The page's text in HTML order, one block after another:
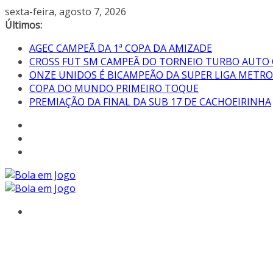
sexta-feira, agosto 7, 2026
Últimos:
AGEC CAMPEÃ DA 1ª COPA DA AMIZADE
CROSS FUT SM CAMPEÃ DO TORNEIO TURBO AUTO
ONZE UNIDOS É BICAMPEÃO DA SUPER LIGA
COPA DO MUNDO PRIMEIRO TOQUE
PREMIAÇÃO DA FINAL DA SUB 17 DE CACHOEIRINHA